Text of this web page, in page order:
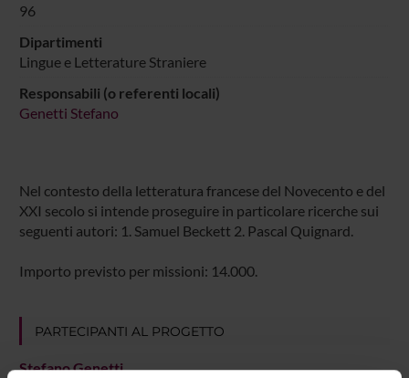
96
Dipartimenti
Lingue e Letterature Straniere
Responsabili (o referenti locali)
Genetti Stefano
Nel contesto della letteratura francese del Novecento e del
XXI secolo si intende proseguire in particolare ricerche sui
seguenti autori: 1. Samuel Beckett 2. Pascal Quignard.
Importo previsto per missioni: 14.000.
PARTECIPANTI AL PROGETTO
Stefano Genetti